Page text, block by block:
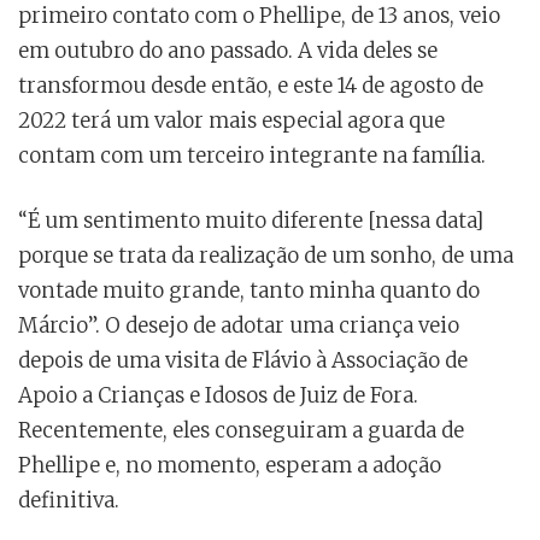
primeiro contato com o Phellipe, de 13 anos, veio
em outubro do ano passado. A vida deles se
transformou desde então, e este 14 de agosto de
2022 terá um valor mais especial agora que
contam com um terceiro integrante na família.
“É um sentimento muito diferente [nessa data]
porque se trata da realização de um sonho, de uma
vontade muito grande, tanto minha quanto do
Márcio”. O desejo de adotar uma criança veio
depois de uma visita de Flávio à Associação de
Apoio a Crianças e Idosos de Juiz de Fora.
Recentemente, eles conseguiram a guarda de
Phellipe e, no momento, esperam a adoção
definitiva.